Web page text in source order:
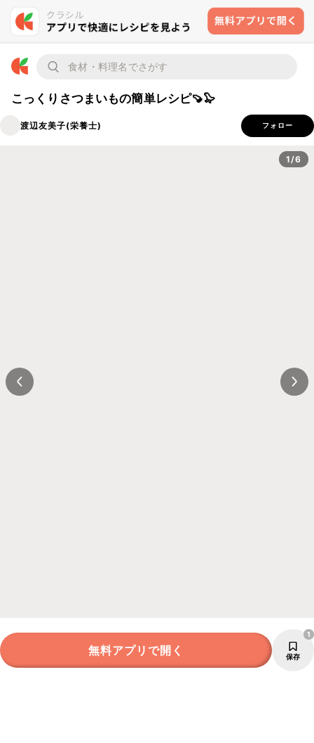
こっくりさつまいもの簡単レシピ🍠🦭
渡辺友美子(栄養士) フォロー
1/6
無料アプリで開く 保存
1